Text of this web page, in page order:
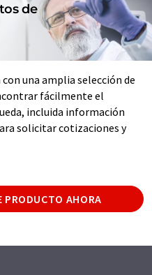
de
una amplia selección de
fácilmente el
incluida información
solicitar cotizaciones y
PRODUCTO AHORA